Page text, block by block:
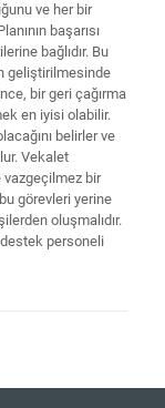
ve her bir
başarısı
bağlıdır. Bu
geliştirilmesinde
bir geri çağırma
en iyisi olabilir.
belirler ve
Vekalet
bir
görevleri yerine
oluşmalıdır.
personeli